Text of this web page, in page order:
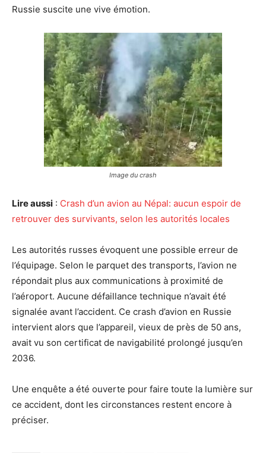
Russie suscite une vive émotion.
Image du crash
Lire aussi : Crash d’un avion au Népal: aucun espoir de
retrouver des survivants, selon les autorités locales
Les autorités russes évoquent une possible erreur de
l’équipage. Selon le parquet des transports, l’avion ne
répondait plus aux communications à proximité de
l’aéroport. Aucune défaillance technique n’avait été
signalée avant l’accident. Ce crash d’avion en Russie
intervient alors que l’appareil, vieux de près de 50 ans,
avait vu son certificat de navigabilité prolongé jusqu’en
2036.
Une enquête a été ouverte pour faire toute la lumière sur
ce accident, dont les circonstances restent encore à
préciser.